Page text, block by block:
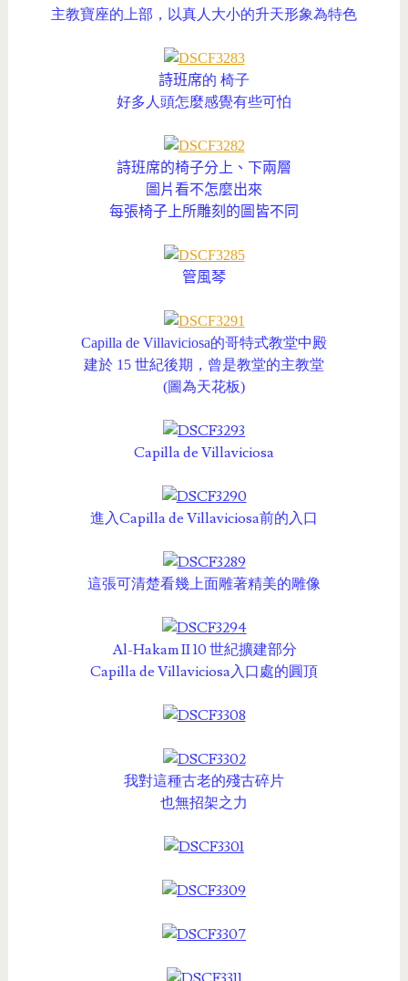
主教寶座的上部，以真人大小的升天形象為特色
詩班席的 椅子
好多人頭怎麼感覺有些可怕
詩班席的椅子分上、下兩層
圖片看不怎麼出來
每張椅子上所雕刻的圖皆不同
管風琴
Capilla de Villaviciosa的哥特式教堂中殿
建於 15 世紀後期，曾是教堂的主教堂
(圖為天花板)
Capilla de Villaviciosa
進入Capilla de Villaviciosa前的入口
這張可清楚看幾上面雕著精美的雕像
Al-Hakam II 10 世紀擴建部分
Capilla de Villaviciosa入口處的圓頂
我對這種古老的殘古碎片
也無招架之力